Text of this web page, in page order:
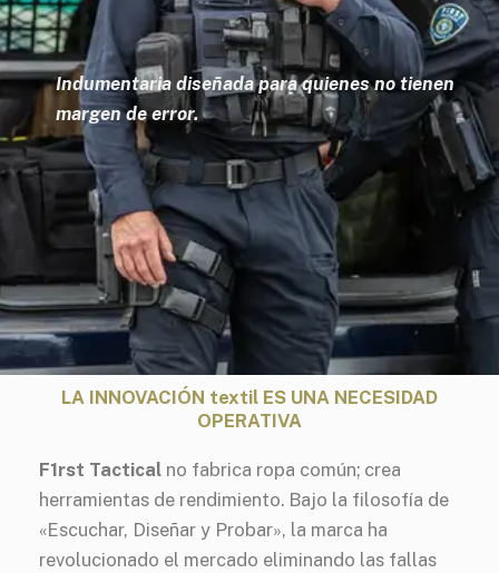
Indumentaria diseñada para quienes no tienen
margen de error.
LA INNOVACIÓN textil ES UNA NECESIDAD
OPERATIVA
F1rst Tactical no fabrica ropa común; crea
herramientas de rendimiento. Bajo la filosofía de
«Escuchar, Diseñar y Probar», la marca ha
revolucionado el mercado eliminando las fallas